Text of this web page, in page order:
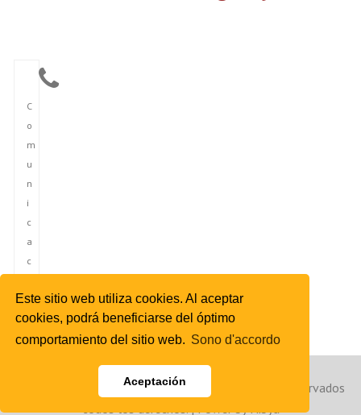
Este sitio web utiliza cookies. Al aceptar
cookies, podrá beneficiarse del óptimo
comportamiento del sitio web. Sono d'accordo
Aceptación
C
o
m
u
n
i
c
a
c
ó
n
Copyright © 2023 Agencia de Noticias de España. Reservados